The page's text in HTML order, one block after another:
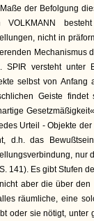
der Befolgung
VOLKMANN
nicht in
Mechanismus
SPIR versteht unter
selbst von Anfang
Geiste
Urteil - Objekte
d.h. das
nur
141). Es gibt Stufen
aber die über den
räumliche, eine
oder sie nötigt, unter